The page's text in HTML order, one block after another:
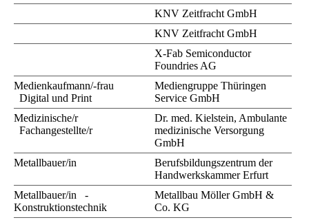
KNV Zeitfracht GmbH
KNV Zeitfracht GmbH
X-Fab Semiconductor
Foundries AG
Medienkaufmann/-frau
Digital und Print
Mediengruppe Thüringen
Service GmbH
Medizinische/r
Fachangestellte/r
Dr. med. Kielstein, Ambulante
medizinische Versorgung
GmbH
Metallbauer/in
Berufsbildungszentrum der
Handwerkskammer Erfurt
Metallbauer/in -
Konstruktionstechnik
Metallbau Möller GmbH &
Co. KG